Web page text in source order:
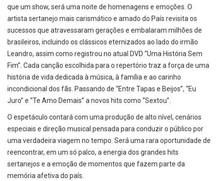
que um show, será uma noite de homenagens e emoções. O
artista sertanejo mais carismático e amado do País revisita os
sucessos que atravessaram gerações e embalaram milhões de
brasileiros, incluindo os clássicos eternizados ao lado do irmão
Leandro, assim como registrou no atual DVD “Uma História Sem
Fim”. Cada canção escolhida para o repertório traz a força de uma
história de vida dedicada à música, à família e ao carinho
incondicional dos fãs. Passando de “Entre Tapas e Beijos”, “Eu
Juro” e “Te Amo Demais” a novos hits como “Sextou”.
O espetáculo contará com uma produção de alto nível, cenários
especiais e direção musical pensada para conduzir o público por
uma verdadeira viagem no tempo. Será uma rara oportunidade de
reencontrar, em um só palco, a energia dos grandes hits
sertanejos e a emoção de momentos que fazem parte da
memória afetiva do país.